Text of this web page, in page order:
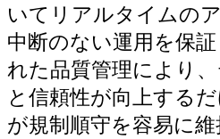
いてリアルタイムの
中断のない運用を保
れた品質管理により
と信頼性が向上する
が規制順守を容易に